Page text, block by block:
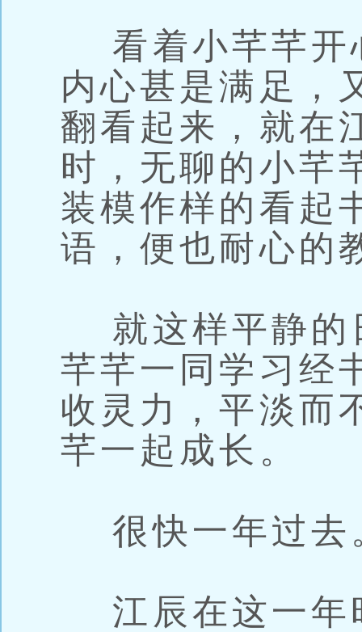
看着小芊芊开
内心甚是满足，
翻看起来，就在
时，无聊的小芊
装模作样的看起
语，便也耐心的
就这样平静的
芊芊一同学习经
收灵力，平淡而
芊一起成长。
很快一年过去
江辰在这一年